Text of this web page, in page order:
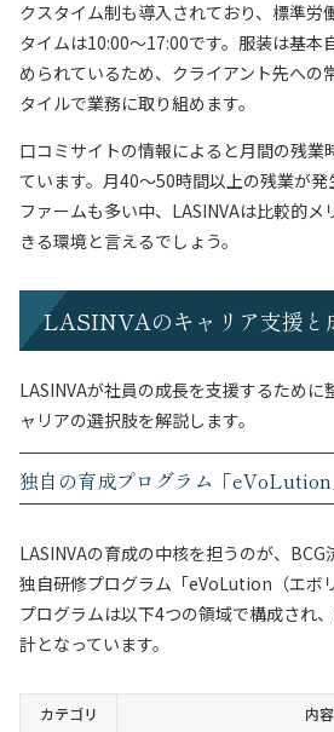
クスタイム制も導入されており、標準労
タイムは10:00〜17:00です。服装は基本
められているため、クライアント先への
タイルで業務に取り組めます。
口コミサイトの情報によると月間の残業
ています。月40〜50時間以上の残業が
ファームも多い中、LASINVAは比較的
きる環境と言えるでしょう。
LASINVAのキャリア支援と
LASINVAが社員の成長を支援するために
ャリアの選択肢を解説します。
独自の育成プログラム「eVoLution
LASINVAの育成の中核を担うのが、
独自研修プログラム「eVoLution（エボ
プログラムは以下4つの領域で構成され
計となっています。
カテゴリ 内容